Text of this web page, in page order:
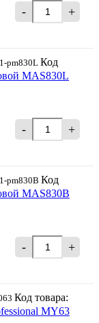
- +
pm830L Код
MAS830L
- +
pm830B Код
MAS830B
- +
Код товара:
MY63